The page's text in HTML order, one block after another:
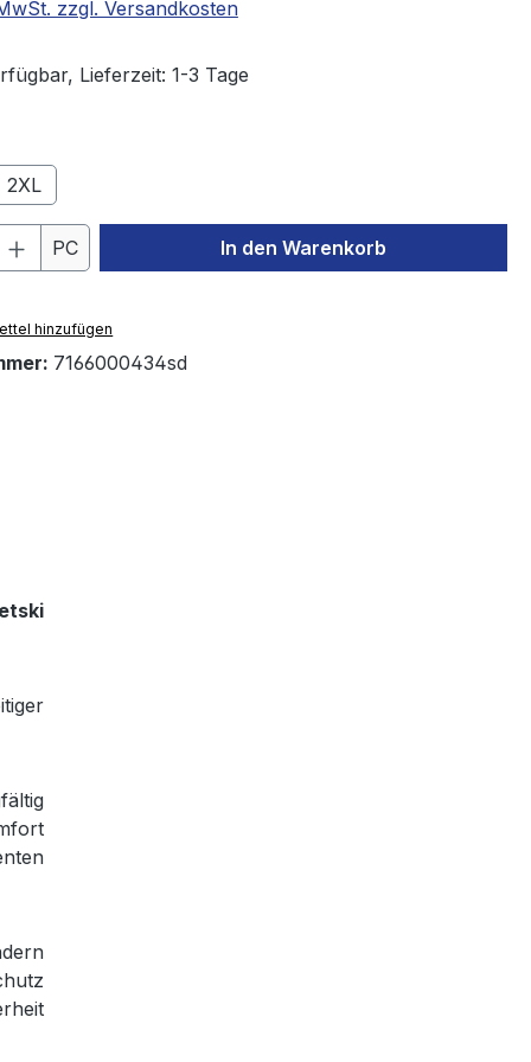
zzgl. Versandkosten
Lieferzeit: 1-3 Tage
2XL
Gib den gewünschten Wert
PC In den Warenkorb
hinzufügen
7166000434sd